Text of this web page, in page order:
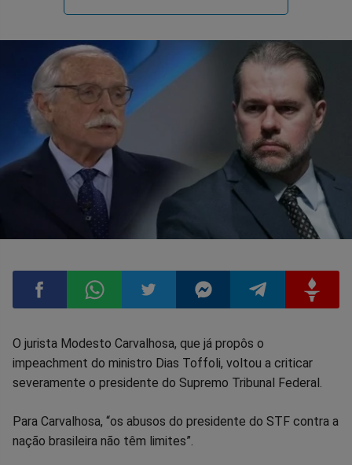
Compartilhar
no
Facebook
Compartilhar
no
Whatsapp
Compartilhar
no
Twitter
Compartilhar
no
Messenger
Compartilhar
no
Telegram
no
Gettr
O jurista Modesto Carvalhosa, que já propôs o
impeachment do ministro Dias Toffoli, voltou a criticar
severamente o presidente do Supremo Tribunal Federal.
Para Carvalhosa, “os abusos do presidente do STF contra a
nação brasileira não têm limites”.